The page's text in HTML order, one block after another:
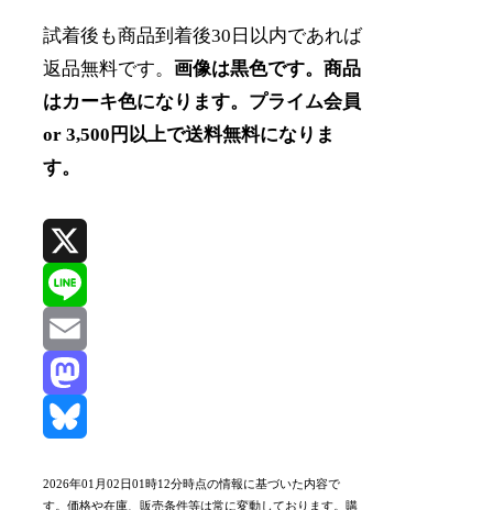
試着後も商品到着後30日以内であれば
返品無料です。 画像は黒色です。商品
はカーキ色になります。プライム会員
or 3,500円以上で送料無料になりま
す。
X
Line
Email
Mastodon
2026年01月02日01時12分時点の情報に基づいた内容で
す。価格や在庫、販売条件等は常に変動しております。購